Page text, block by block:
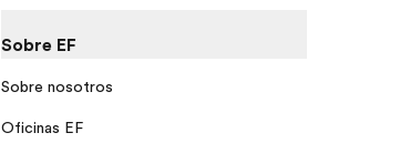
Sobre EF
Sobre nosotros
Oficinas EF